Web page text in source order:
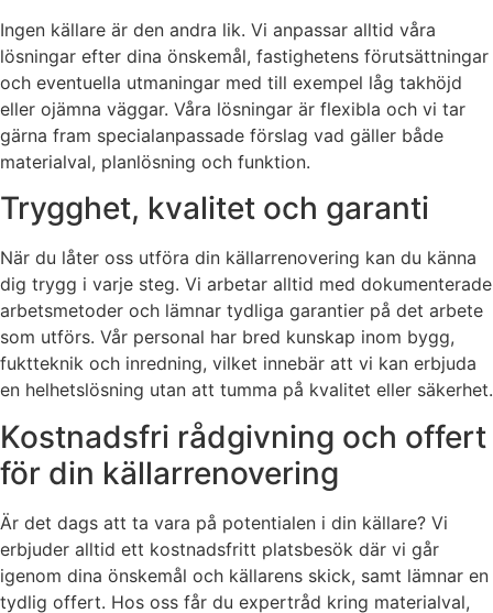
Ingen källare är den andra lik. Vi anpassar alltid våra
lösningar efter dina önskemål, fastighetens förutsättningar
och eventuella utmaningar med till exempel låg takhöjd
eller ojämna väggar. Våra lösningar är flexibla och vi tar
gärna fram specialanpassade förslag vad gäller både
materialval, planlösning och funktion.
Trygghet, kvalitet och garanti
När du låter oss utföra din källarrenovering kan du känna
dig trygg i varje steg. Vi arbetar alltid med dokumenterade
arbetsmetoder och lämnar tydliga garantier på det arbete
som utförs. Vår personal har bred kunskap inom bygg,
fuktteknik och inredning, vilket innebär att vi kan erbjuda
en helhetslösning utan att tumma på kvalitet eller säkerhet.
Kostnadsfri rådgivning och offert
för din källarrenovering
Är det dags att ta vara på potentialen i din källare? Vi
erbjuder alltid ett kostnadsfritt platsbesök där vi går
igenom dina önskemål och källarens skick, samt lämnar en
tydlig offert. Hos oss får du expertråd kring materialval,